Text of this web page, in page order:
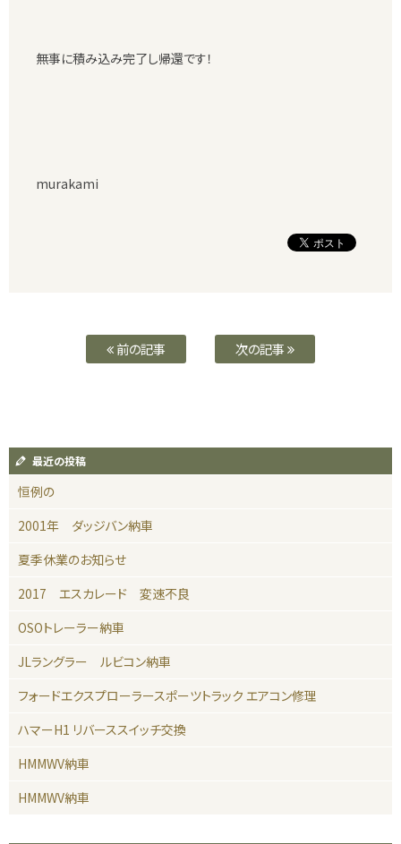
無事に積み込み完了し帰還です！
murakami
前の記事 次の記事
最近の投稿
恒例の
2001年 ダッジバン納車
夏季休業のお知らせ
2017 エスカレード 変速不良
OSOトレーラー納車
JLラングラー ルビコン納車
フォードエクスプローラースポーツトラック エアコン修理
ハマーH1 リバーススイッチ交換
HMMWV納車
HMMWV納車